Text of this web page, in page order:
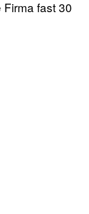
fast 30